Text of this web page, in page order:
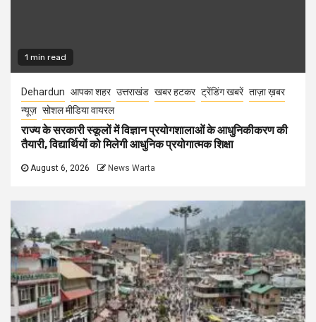
1 min read
Dehardun आपका शहर उत्तराखंड खबर हटकर ट्रेंडिंग खबरें ताज़ा ख़बर
न्यूज़ सोशल मीडिया वायरल
राज्य के सरकारी स्कूलों में विज्ञान प्रयोगशालाओं के आधुनिकीकरण की
तैयारी, विद्यार्थियों को मिलेगी आधुनिक प्रयोगात्मक शिक्षा
August 6, 2026 News Warta